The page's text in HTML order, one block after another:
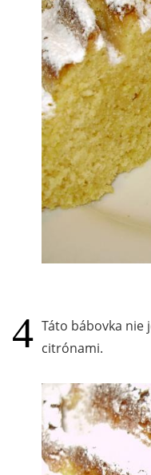
Táto bábovka nie
citrónami.